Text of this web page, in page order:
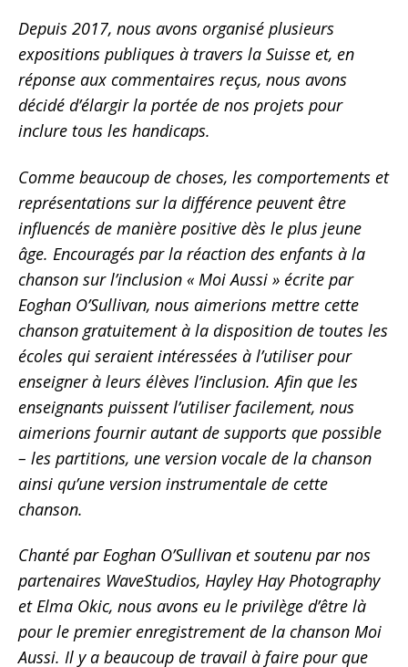
Depuis 2017, nous avons organisé plusieurs
expositions publiques à travers la Suisse et, en
réponse aux commentaires reçus, nous avons
décidé d’élargir la portée de nos projets pour
inclure tous les handicaps.
Comme beaucoup de choses, les comportements et
représentations sur la différence peuvent être
influencés de manière positive dès le plus jeune
âge. Encouragés par la réaction des enfants à la
chanson sur l’inclusion « Moi Aussi » écrite par
Eoghan O’Sullivan, nous aimerions mettre cette
chanson gratuitement à la disposition de toutes les
écoles qui seraient intéressées à l’utiliser pour
enseigner à leurs élèves l’inclusion. Afin que les
enseignants puissent l’utiliser facilement, nous
aimerions fournir autant de supports que possible
– les partitions, une version vocale de la chanson
ainsi qu’une version instrumentale de cette
chanson.
Chanté par Eoghan O’Sullivan et soutenu par nos
partenaires WaveStudios, Hayley Hay Photography
et Elma Okic, nous avons eu le privilège d’être là
pour le premier enregistrement de la chanson Moi
Aussi. Il y a beaucoup de travail à faire pour que